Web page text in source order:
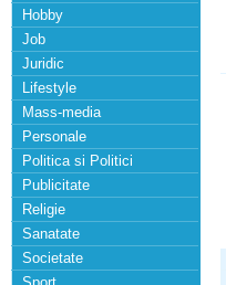
Hobby
Job
Juridic
Lifestyle
Mass-media
Personale
Politica si Politici
Publicitate
Religie
Sanatate
Societate